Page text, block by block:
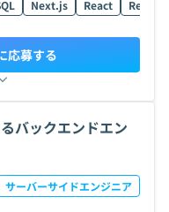
Next.js React React
応募する
バックエンドエン
サーバーサイドエンジニア